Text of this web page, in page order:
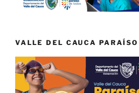
VALLE DEL CAUCA PARAÍSO